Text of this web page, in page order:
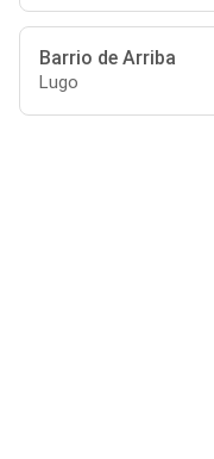
Barrio de Arriba
Lugo